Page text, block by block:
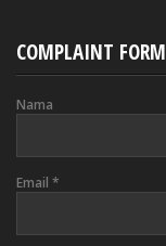
COMPLAINT FORM
Nama
Email *